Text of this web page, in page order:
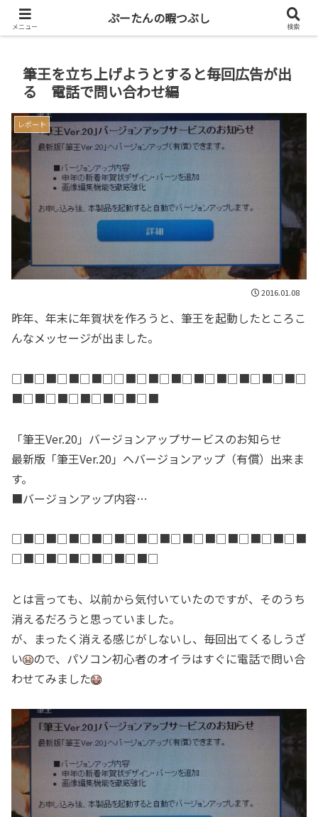
共働き二人暮らしを楽しもう
筆王を立ち上げようとすると毎回広告が出
る 電話で問い合わせ編
レポート
2016.01.08
昨年、年末に年賀状を作ろうと、筆王を起動したところこ
んなメッセージが出ました。
□■□■□■□■□□■□■□■□■□■□■□■□■□
■□■□■□■□■□■□■
「筆王Ver.20」バージョンアップサービスのお知らせ
最新版「筆王Ver.20」へバージョンアップ（有償）出来ま
す。
■バージョンアップ内容…
□■□■□■□■□■□■□■□■□■□■□■□■□■
□■□■□■□■□■□■□
とは言っても、以前から気付いていたのですが、そのうち
消えるだろうと思っていました。
が、まったく消える感じがしないし、毎回出てくるしうざ
い
ので、パソコン初心者のオイラはすぐに電話で問い合
わせてみました
メニュー
ぷーたんの暇つぶし
検索